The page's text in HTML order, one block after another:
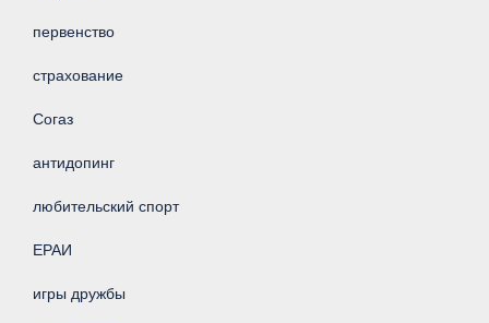
первенство
страхование
Согаз
антидопинг
любительский спорт
ЕРАИ
игры дружбы